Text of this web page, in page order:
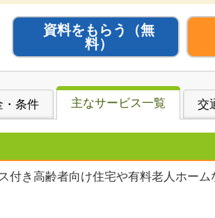
資料をもらう
（無
料）
・条件 主なサービス一覧 交
付き高齢者向け住宅や有料老人ホー